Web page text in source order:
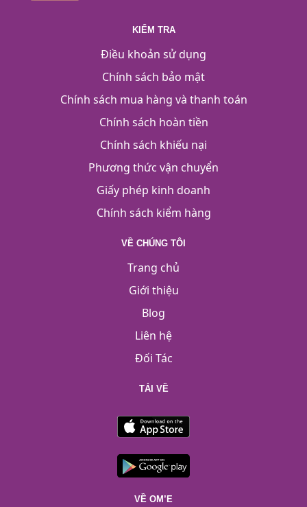
KIỂM TRA
Điều khoản sử dụng
Chính sách bảo mật
Chính sách mua hàng và thanh toán
Chính sách hoàn tiền
Chính sách khiếu nại
Phương thức vận chuyển
Giấy phép kinh doanh
Chính sách kiểm hàng
VỀ CHÚNG TÔI
Trang chủ
Giới thiệu
Blog
Liên hệ
Đối Tác
TẢI VỀ
VỀ OM’E